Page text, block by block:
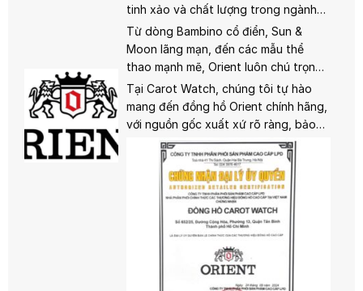
tinh xảo và chất lượng trong ngành
đồng hồ. Thuộc tập đoàn Seiko,
Orient nổi tiếng với những chiếc đồng
hồ cơ (automatic) được chế tác thủ
chính xác, bền bỉ và thanh lịch.
Từ dòng Bambino cổ điển, Sun &
Moon lãng mạn, đến các mẫu thể
thao mạnh mẽ, Orient luôn chú trọng
vào thiết kế tinh tế và bộ máy in-
house chất lượng cao. Mỗi chiếc đồng
hồ Orient là một tác phẩm nghệ
thuật, sử dụng kính sapphire, thép
không gỉ, và khả năng chống nước
tốt, phù hợp cho cả công sở lẫn các
hoạt động ngoài trời.
Tại Carot Watch, chúng tôi tự hào
mang đến đồng hồ Orient chính hãng,
với nguồn gốc xuất xứ rõ ràng, bảo
hành đầy đủ và dịch vụ hậu mãi
chuyên nghiệp. Hãy để Orient đồng
hành, tôn lên phong cách và cá tính
riêng của bạn.